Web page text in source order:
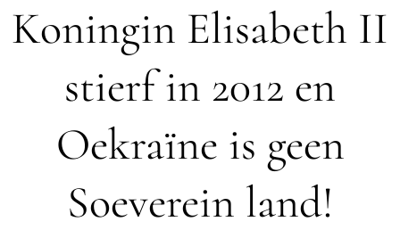
Koningin Elisabeth II
stierf in 2012 en
Oekraïne is geen
Soeverein land!